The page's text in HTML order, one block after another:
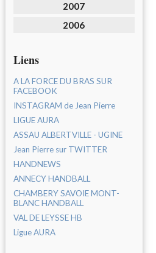
2007
2006
Liens
A LA FORCE DU BRAS SUR
FACEBOOK
INSTAGRAM de Jean Pierre
LIGUE AURA
ASSAU ALBERTVILLE - UGINE
Jean Pierre sur TWITTER
HANDNEWS
ANNECY HANDBALL
CHAMBERY SAVOIE MONT-
BLANC HANDBALL
VAL DE LEYSSE HB
Ligue AURA